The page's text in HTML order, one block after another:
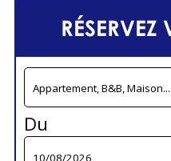
RÉSERVEZ
Du